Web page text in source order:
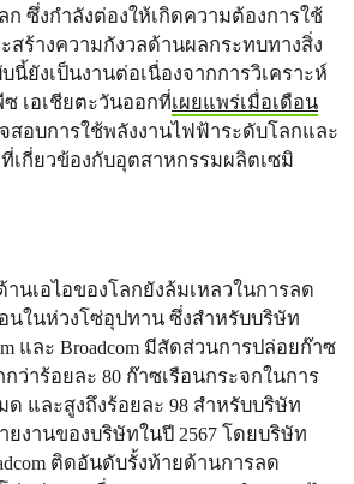
ก ซึ่งกำลังต่องให้เกิดความต้องการใช้
สร้างความกังวลด้านผลกระทบทางสิ่ง
นี้ยังเป็นงานต่อเนื่องจากการวิเคราะห์
เอเชียตะวันออกที่เผยแพร่เมื่อเดือน
สอบการใช้พลังงานไฟฟ้าระดับโลกและ
เกี่ยวข้องกับอุตสาหกรรมผลิตเซมิ
นเอไอของโลกยังล้มเหลวในการลด
นในห่วงโซ่อุปทาน ซึ่งสำหรับบริษัท
และ Broadcom มีสัดส่วนการปล่อยก๊าซ
ว่าร้อยละ 80 ก๊าซเรือนกระจกในการ
ด และสูงถึงร้อยละ 98 สำหรับบริษัท
ยงานของบริษัทในปี 2567 โดยบริษัท
ติดอันดับรั้งท้ายด้านการลด